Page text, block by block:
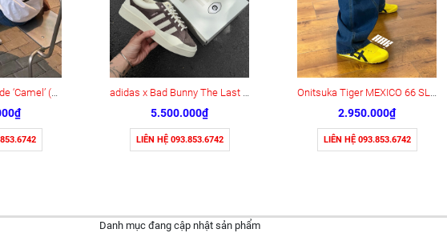
Keen Jasper Suede ‘Camel’ (1004337) adidas x Bad Bunny The Last Campus (ID2534)
5.500.000₫
LIÊN HỆ 093.853.6742
Onitsuka Tiger MEXICO 66 SLIP-ON (1183A746-751)
2.950.000₫
LIÊN HỆ 093.853.6742
Danh mục đang cập nhật sản phẩm